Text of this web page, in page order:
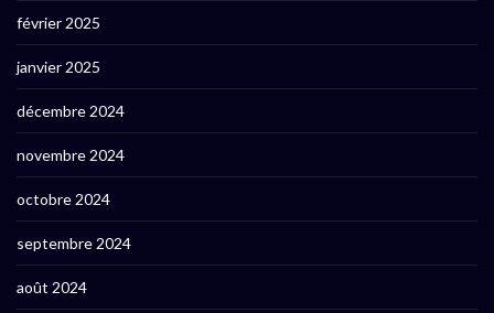
février 2025
janvier 2025
décembre 2024
novembre 2024
octobre 2024
septembre 2024
août 2024